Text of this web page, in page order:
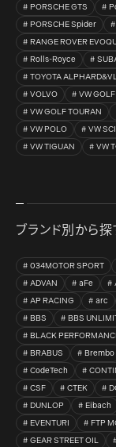
PORSCHE GTS
PORSCHE Spider
RANGE ROVER
Rolls-Royce
TOYOTA
VOLVO
VW
VW GOLF TOURAN
VW POLO
VW
VW TIGUAN
VW
ブランド別から探
034MOTOR SPORT
ADVAN
aFe
AP RACING
arc
BBS
BBS
BLACK
BRABUS
Brembo
CodeTech
CSF
CTEK
DUNLOP
Eibach
EVENTURI
FTP
GEAR STREET OIL